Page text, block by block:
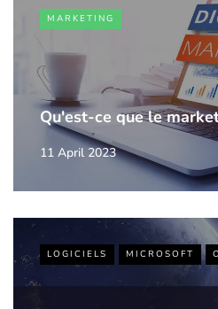
MARKETING
Qu'est-ce que le
11 April 2023
LOGICIELS MICROSOFT